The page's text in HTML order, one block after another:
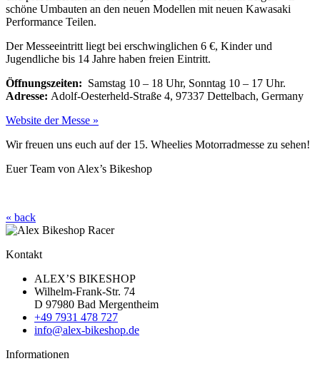
schöne Umbauten an den neuen Modellen mit neuen Kawasaki
Performance Teilen.
Der Messeeintritt liegt bei erschwinglichen 6 €, Kinder und
Jugendliche bis 14 Jahre haben freien Eintritt.
Öffnungszeiten: Samstag 10 – 18 Uhr, Sonntag 10 – 17 Uhr.
Adresse: Adolf-Oesterheld-Straße 4, 97337 Dettelbach, Germany
Website der Messe »
Wir freuen uns euch auf der 15. Wheelies Motorradmesse zu sehen!
Euer Team von Alex’s Bikeshop
« back
Kontakt
ALEX’S BIKESHOP
Wilhelm-Frank-Str. 74
D 97980 Bad Mergentheim
+49 7931 478 727
info@alex-bikeshop.de
Informationen